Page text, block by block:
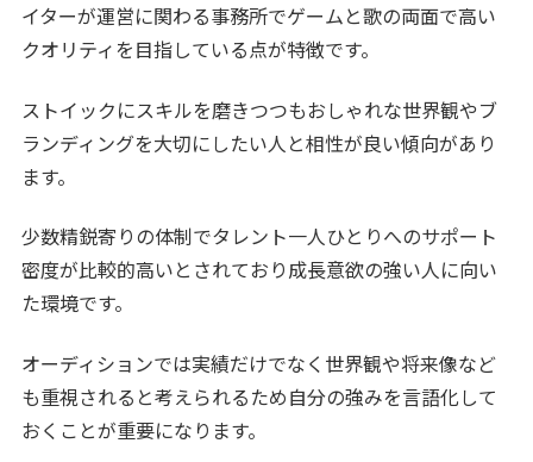
イターが運営に関わる事務所でゲームと歌の両面で高い
クオリティを目指している点が特徴です。
ストイックにスキルを磨きつつもおしゃれな世界観やブ
ランディングを大切にしたい人と相性が良い傾向があり
ます。
少数精鋭寄りの体制でタレント一人ひとりへのサポート
密度が比較的高いとされており成長意欲の強い人に向い
た環境です。
オーディションでは実績だけでなく世界観や将来像など
も重視されると考えられるため自分の強みを言語化して
おくことが重要になります。